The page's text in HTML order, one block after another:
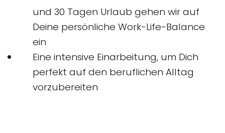
und 30 Tagen Urlaub gehen wir auf
Deine persönliche Work-Life-Balance
ein
Eine intensive Einarbeitung, um Dich
perfekt auf den beruflichen Alltag
vorzubereiten